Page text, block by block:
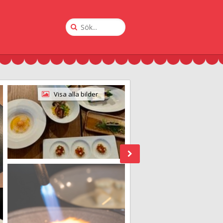
Sök
på
Visa alla bilder